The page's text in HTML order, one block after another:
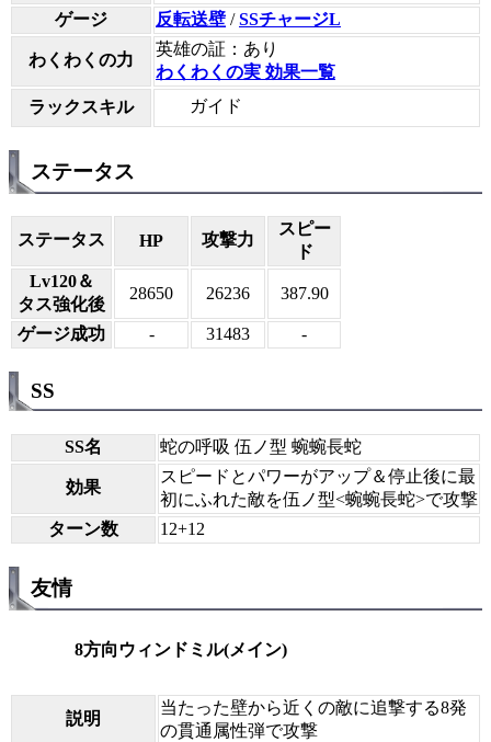
ゲージ
反転送壁 /SSチャージL
わくわくの力
英雄の証：あり
わくわくの実 効果一覧
ラックスキル
ガイド
ステータス
ステータス HP 攻撃力
スピー
ド
Lv120＆
タス強化後
28650 26236 387.90
ゲージ成功 - 31483 -
SS
SS名 蛇の呼吸 伍ノ型 蜿蜿長蛇
効果
スピードとパワーがアップ＆停止後に最
初にふれた敵を伍ノ型<蜿蜿長蛇>で攻撃
ターン数
12+12
友情
8方向ウィンドミル(メイン)
説明
当たった壁から近くの敵に追撃する8発
の貫通属性弾で攻撃